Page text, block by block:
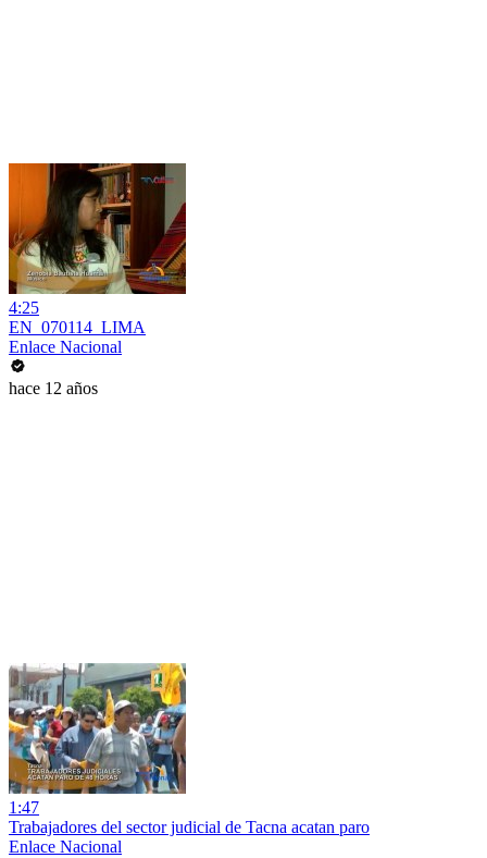
4:25
EN_070114_LIMA
Enlace Nacional
hace 12 años
1:47
Trabajadores del sector judicial de Tacna acatan paro
Enlace Nacional